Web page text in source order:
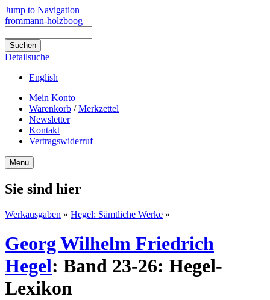
Jump to Navigation
frommann-holzboog
Detailsuche
English
Mein Konto
Warenkorb /Merkzettel
Newsletter
Kontakt
Vertragswiderruf
Menu
Sie sind hier
Werkausgaben » Hegel: Sämtliche Werke »
Georg Wilhelm Friedrich
Hegel: Band 23-26: Hegel-
Lexikon